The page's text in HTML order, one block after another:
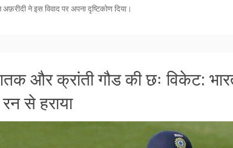
ने इस विवाद पर अपना दृष्टिकोण दिया।
और क्रांती गौड की छः विकेट:
से हराया